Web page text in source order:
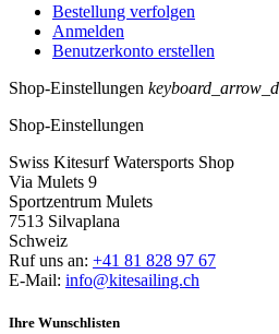
Bestellung verfolgen
Anmelden
Benutzerkonto erstellen
Shop-Einstellungen
Shop-Einstellungen
Swiss Kitesurf Watersports Shop
Via Mulets 9
Sportzentrum Mulets
7513 Silvaplana
Schweiz
Ruf uns an: +41 81 828 97 67
E-Mail: info@kitesailing.ch
Ihre Wunschlisten